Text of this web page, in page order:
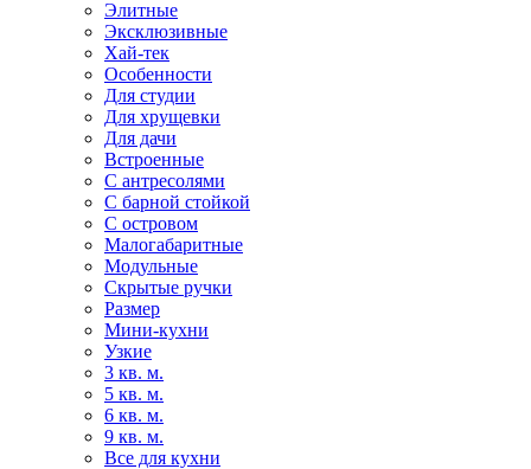
Элитные
Эксклюзивные
Хай-тек
Особенности
Для студии
Для хрущевки
Для дачи
Встроенные
С антресолями
С барной стойкой
С островом
Малогабаритные
Модульные
Скрытые ручки
Размер
Мини-кухни
Узкие
3 кв. м.
5 кв. м.
6 кв. м.
9 кв. м.
Все для кухни